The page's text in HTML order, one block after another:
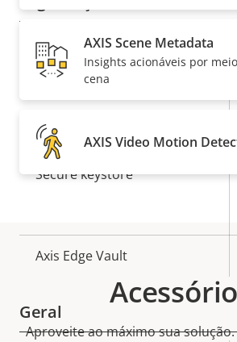
Descrição
da
Valor da
OS assinado
Secure keystore
Axis Edge Vault
Geral
AXIS Scene Metadata
Insights acionáveis por
cena
AXIS Video Motion
Aproveite ao máximo sua